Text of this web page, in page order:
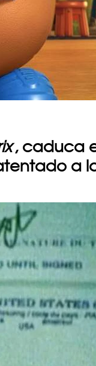
, caduca
a